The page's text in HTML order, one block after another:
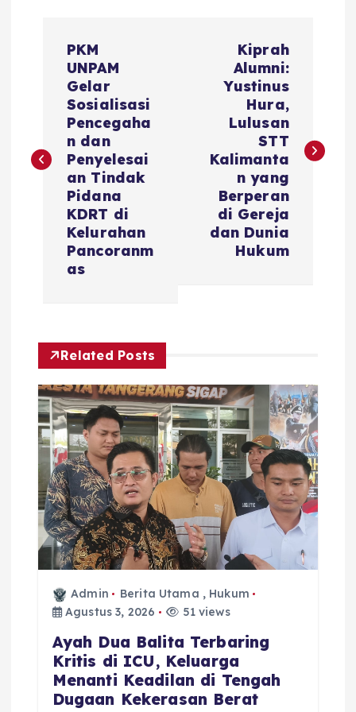
PKM
UNPAM
Gelar
Sosialisasi
Pencegaha
n dan
Penyelesai
an Tindak
Pidana
KDRT di
Kelurahan
Pancoranm
as
Kiprah
Alumni:
Yustinus
Hura,
Lulusan
STT
Kalimanta
n yang
Berperan
di Gereja
dan Dunia
Hukum
Related Posts
Admin Berita Utama , Hukum
Agustus 3, 2026
51 views
Ayah Dua Balita Terbaring
Kritis di ICU, Keluarga
Menanti Keadilan di Tengah
Dugaan Kekerasan Berat